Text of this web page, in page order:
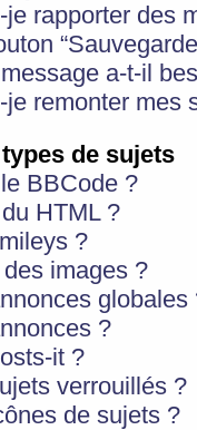
rapporter des
a-t-il
remonter mes
de sujets
BBCode ?
HTML ?
?
images ?
globales
?
it ?
verrouillés ?
de sujets ?